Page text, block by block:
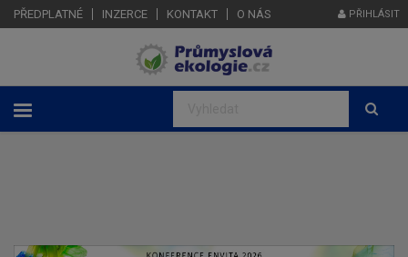
PŘEDPLATNÉ INZERCE KONTAKT O NÁS PŘIHLÁSIT